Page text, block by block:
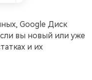
Google Диск
вы новый или уже
и их